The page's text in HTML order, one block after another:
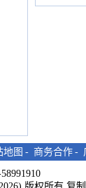
地图 - 商务合作 -